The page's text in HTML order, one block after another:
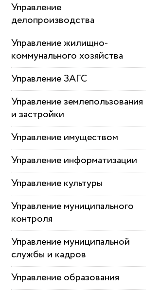
Управление
делопроизводства
Управление жилищно-
коммунального хозяйства
Управление ЗАГС
Управление землепользования
и застройки
Управление имуществом
Управление информатизации
Управление культуры
Управление муниципального
контроля
Управление муниципальной
службы и кадров
Управление образования